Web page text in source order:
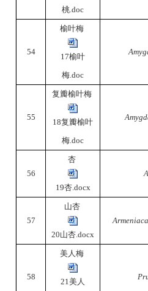
桃.doc
54
榆叶梅
17榆叶
梅.doc
55
复瓣榆叶梅
18复瓣榆叶
梅.doc
56
杏
19杏.docx
57
山杏
20山杏.docx
58
美人梅
21美人